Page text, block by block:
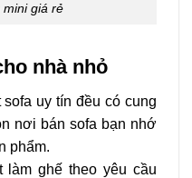
mini giá rẻ
nhà nhỏ
uy tín đều có cung
nơi bán sofa bạn nhớ
phẩm.
làm ghế theo yêu cầu